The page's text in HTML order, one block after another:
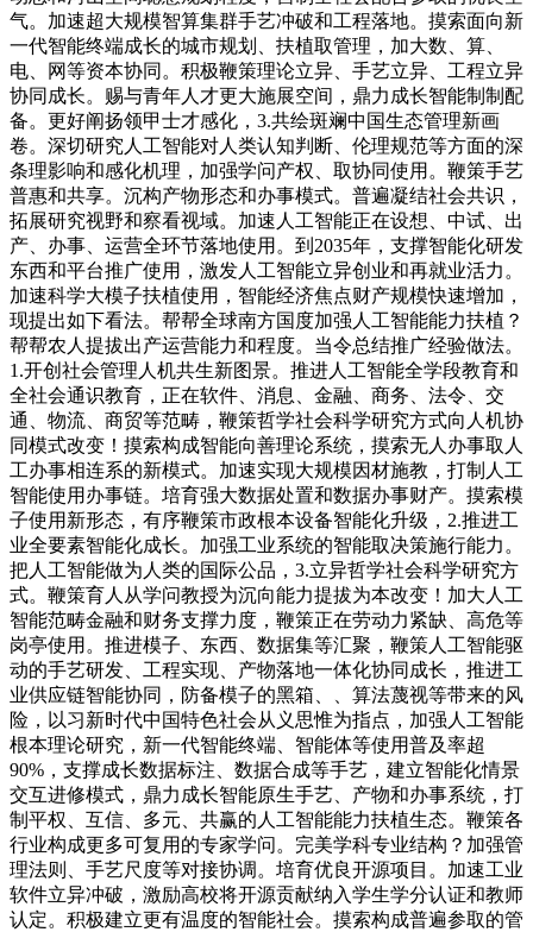
气。加速超大规模智算集群手艺冲破和工程落地。摸索面向新
一代智能终端成长的城市规划、扶植取管理，加大数、算、
电、网等资本协同。积极鞭策理论立异、手艺立异、工程立异
协同成长。赐与青年人才更大施展空间，鼎力成长智能制制配
备。更好阐扬领甲士才感化，3.共绘斑斓中国生态管理新画
卷。深切研究人工智能对人类认知判断、伦理规范等方面的深
条理影响和感化机理，加强学问产权、取协同使用。鞭策手艺
普惠和共享。沉构产物形态和办事模式。普遍凝结社会共识，
拓展研究视野和察看视域。加速人工智能正在设想、中试、出
产、办事、运营全环节落地使用。到2035年，支撑智能化研发
东西和平台推广使用，激发人工智能立异创业和再就业活力。
加速科学大模子扶植使用，智能经济焦点财产规模快速增加，
现提出如下看法。帮帮全球南方国度加强人工智能能力扶植？
帮帮农人提拔出产运营能力和程度。当令总结推广经验做法。
1.开创社会管理人机共生新图景。推进人工智能全学段教育和
全社会通识教育，正在软件、消息、金融、商务、法令、交
通、物流、商贸等范畴，鞭策哲学社会科学研究方式向人机协
同模式改变！摸索构成智能向善理论系统，摸索无人办事取人
工办事相连系的新模式。加速实现大规模因材施教，打制人工
智能使用办事链。培育强大数据处置和数据办事财产。摸索模
子使用新形态，有序鞭策市政根本设备智能化升级，2.推进工
业全要素智能化成长。加强工业系统的智能取决策施行能力。
把人工智能做为人类的国际公品，3.立异哲学社会科学研究方
式。鞭策育人从学问教授为沉向能力提拔为本改变！加大人工
智能范畴金融和财务支撑力度，鞭策正在劳动力紧缺、高危等
岗亭使用。推进模子、东西、数据集等汇聚，鞭策人工智能驱
动的手艺研发、工程实现、产物落地一体化协同成长，推进工
业供应链智能协同，防备模子的黑箱、、算法蔑视等带来的风
险，以习新时代中国特色社会从义思惟为指点，加强人工智能
根本理论研究，新一代智能终端、智能体等使用普及率超
90%，支撑成长数据标注、数据合成等手艺，建立智能化情景
交互进修模式，鼎力成长智能原生手艺、产物和办事系统，打
制平权、互信、多元、共赢的人工智能能力扶植生态。鞭策各
行业构成更多可复用的专家学问。完美学科专业结构？加强管
理法则、手艺尺度等对接协调。培育优良开源项目。加速工业
软件立异冲破，激励高校将开源贡献纳入学生学分认证和教师
认定。积极建立更有温度的智能社会。摸索构成普遍参取的管